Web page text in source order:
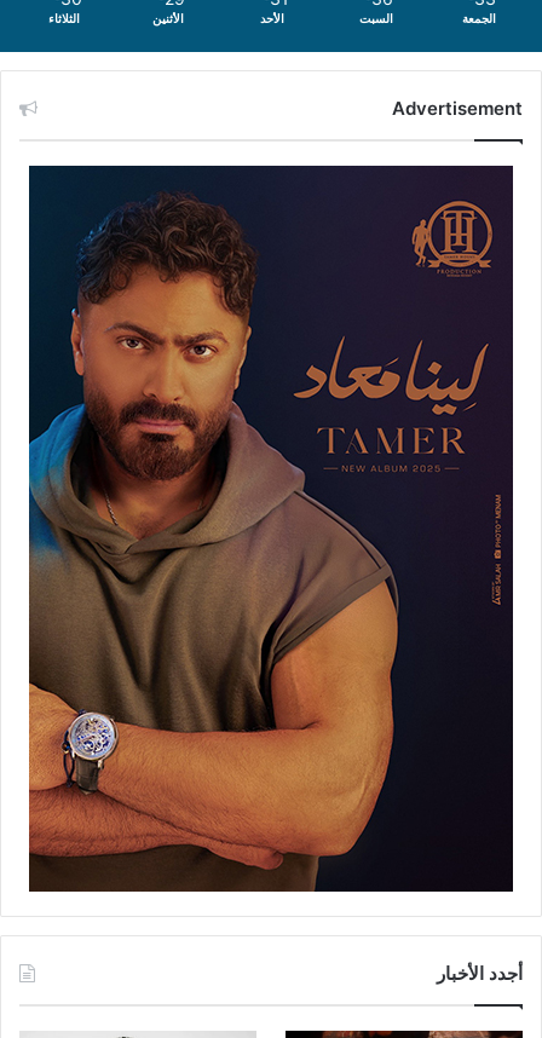
الجمعة السبت الأحد الأثنين الثلاثاء
Advertisement
أجدد الأخبار